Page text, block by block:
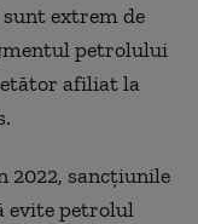
extrem de
petrolului
afiliat la
2022, sancțiunile
evite petrolul